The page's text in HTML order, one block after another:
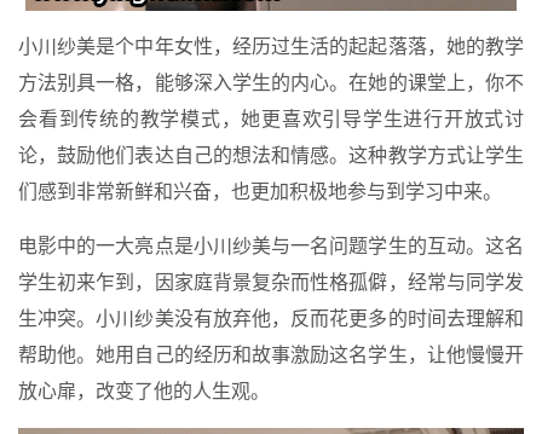
小川纱美是个中年女性，经历过生活的起起落落，她的教学
方法别具一格，能够深入学生的内心。在她的课堂上，你不
会看到传统的教学模式，她更喜欢引导学生进行开放式讨
论，鼓励他们表达自己的想法和情感。这种教学方式让学生
们感到非常新鲜和兴奋，也更加积极地参与到学习中来。
电影中的一大亮点是小川纱美与一名问题学生的互动。这名
学生初来乍到，因家庭背景复杂而性格孤僻，经常与同学发
生冲突。小川纱美没有放弃他，反而花更多的时间去理解和
帮助他。她用自己的经历和故事激励这名学生，让他慢慢开
放心扉，改变了他的人生观。